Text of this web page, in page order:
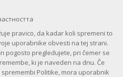
pravico, da kadar koli spremeni to
uporabnike obvesti na tej strani.
pogosto pregledujete, pri čemer se
ki je naveden na dnu. Če
Politike, mora uporabnik